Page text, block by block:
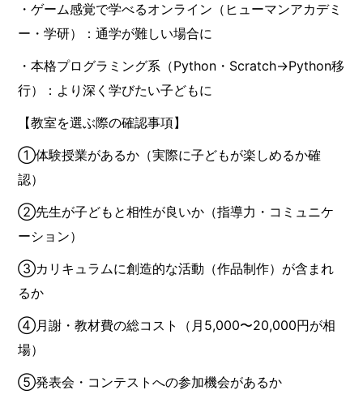
・ゲーム感覚で学べるオンライン（ヒューマンアカデミ
ー・学研）：通学が難しい場合に
・本格プログラミング系（Python・Scratch→Python移
行）：より深く学びたい子どもに
【教室を選ぶ際の確認事項】
①体験授業があるか（実際に子どもが楽しめるか確
認）
②先生が子どもと相性が良いか（指導力・コミュニケ
ーション）
③カリキュラムに創造的な活動（作品制作）が含まれ
るか
④月謝・教材費の総コスト（月5,000〜20,000円が相
場）
⑤発表会・コンテストへの参加機会があるか